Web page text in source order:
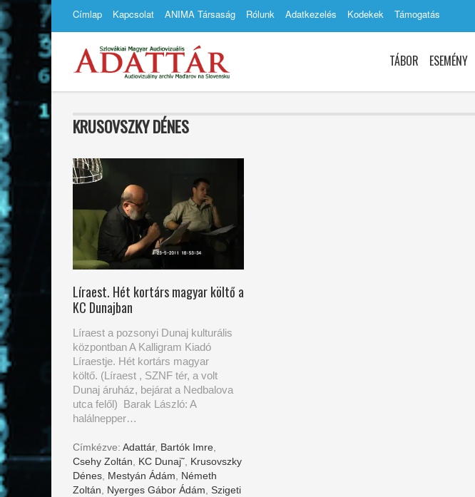
Címlap Kapcsolat ANIMA Társaság Rólunk Adatkezelés Kodekek Támogatás
TÁBOR ESEMÉNY
KRUSOVSZKY DÉNES
Líraest. Hét kortárs magyar költő a
KC Dunajban
Líraest a pozsonyi Dunaj kulturális
központban A Kalligram Kiadó
Líraestje. Hét kortárs magyar
költő. (Líraest , SZNF tér, a volt
Dunaj áruház, bejárat a Nedbalova
utca felől) Barak László: A
halálnepper…
Címkézve: Adattár, Bartók Imre
Csehy Zoltán
KC Dunaj˜ Krusovszky
Dénes Mestyán Ádám
Németh
Zoltán
Nyerges Gábor Ádám
Szigeti